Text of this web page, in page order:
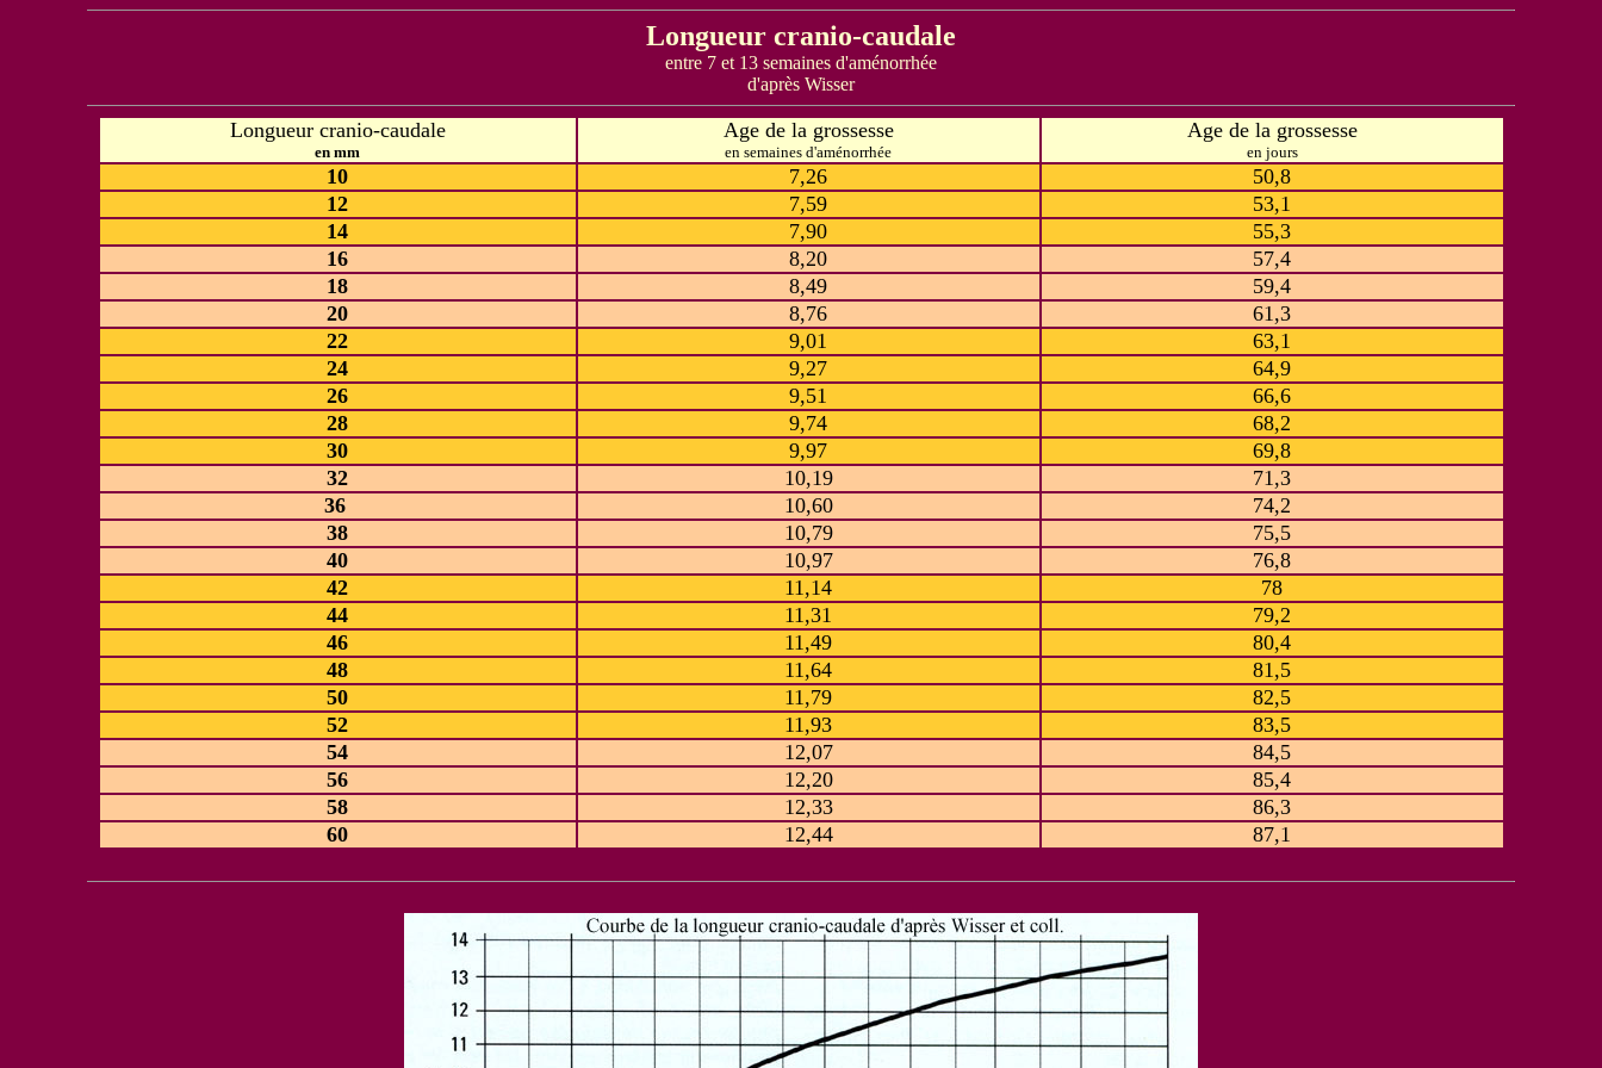
Longueur cranio-caudale
entre 7 et 13 semaines d'aménorrhée
d'après Wisser
Longueur cranio-caudale
en mm
Age de la grossesse
en semaines d'aménorrhée
Age de la grossesse
en jours
10 7,26
50,8
12
7,59
53,1
14
7,90
55,3
16
8,20
57,4
18
8,49
59,4
20
8,76
61,3
22
9,01
63,1
24
9,27
64,9
26
9,51
66,6
28
9,74
68,2
30
9,97
69,8
32
10,19
71,3
36
10,60
74,2
38
10,79
75,5
40
10,97
76,8
42
11,14
78
44
11,31
79,2
46
11,49
80,4
48
11,64
81,5
50
11,79
82,5
52
11,93
83,5
54
12,07
84,5
56
12,20
85,4
58
12,33
86,3
60
12,44 87,1